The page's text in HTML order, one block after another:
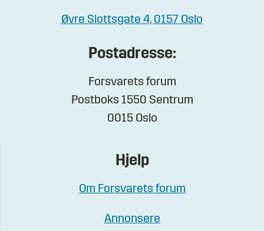
Øvre Slottsgate 4, 0157 Oslo
Postadresse:
Forsvarets forum
Postboks 1550 Sentrum
0015 Oslo
Hjelp
Om Forsvarets forum
Annonsere